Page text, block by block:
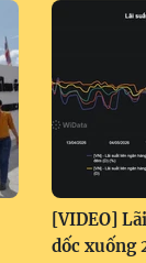
[VIDEO]
dốc xuống